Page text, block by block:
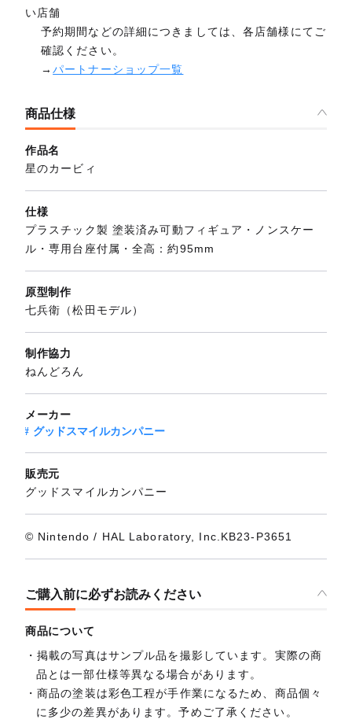
い店舗
予約期間などの詳細につきましては、各店舗様にてご
確認ください。
→パートナーショップ一覧
商品仕様
作品名
星のカービィ
仕様
プラスチック製 塗装済み可動フィギュア・ノンスケー
ル・専用台座付属・全高：約95mm
原型制作
七兵衛（松田モデル）
制作協力
ねんどろん
メーカー
グッドスマイルカンパニー
販売元
グッドスマイルカンパニー
© Nintendo / HAL Laboratory, Inc.KB23-P3651
ご購入前に必ずお読みください
商品について
掲載の写真はサンプル品を撮影しています。実際の商
品とは一部仕様等異なる場合があります。
商品の塗装は彩色工程が手作業になるため、商品個々
に多少の差異があります。予めご了承ください。